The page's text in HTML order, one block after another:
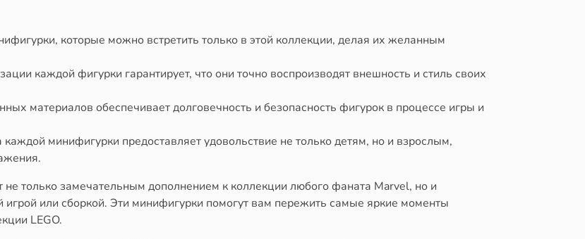
которые можно встретить только в этой коллекции, делая их желанным
каждой фигурки гарантирует, что они точно воспроизводят внешность и стиль своих
материалов обеспечивает долговечность и безопасность фигурок в процессе игры и
каждой минифигурки предоставляет удовольствие не только детям, но и взрослым,
не только замечательным дополнением к коллекции любого фаната Marvel, но и
или сборкой. Эти минифигурки помогут вам пережить самые яркие моменты
LEGO.